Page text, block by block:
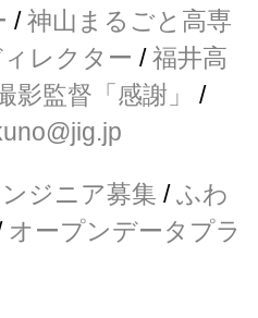
/神山まるごと高専
レクター /福井高
影監督「感謝」
/
ジニア募集 /ふわ
オープンデータプラ